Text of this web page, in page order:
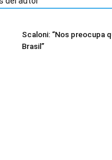
Scaloni: “Nos preocupa
Brasil”